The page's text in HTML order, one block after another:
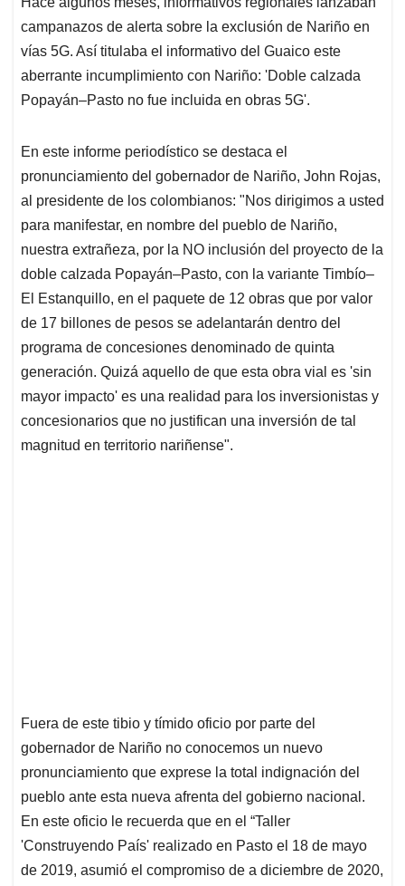
s
A
p
p
b
o
o
k
e
d
I
n
l
a
d
s
campanazos de alerta sobre la exclusión de Nariño en
vías 5G. Así titulaba el informativo del Guaico este
aberrante incumplimiento con Nariño: 'Doble calzada
Popayán–Pasto no fue incluida en obras 5G'.
En este informe periodístico se destaca el
pronunciamiento del gobernador de Nariño, John Rojas,
al presidente de los colombianos: "Nos dirigimos a usted
para manifestar, en nombre del pueblo de Nariño,
nuestra extrañeza, por la NO inclusión del proyecto de la
doble calzada Popayán–Pasto, con la variante Timbío–
El Estanquillo, en el paquete de 12 obras que por valor
de 17 billones de pesos se adelantarán dentro del
programa de concesiones denominado de quinta
generación. Quizá aquello de que esta obra vial es 'sin
mayor impacto' es una realidad para los inversionistas y
concesionarios que no justifican una inversión de tal
magnitud en territorio nariñense".
Fuera de este tibio y tímido oficio por parte del
gobernador de Nariño no conocemos un nuevo
pronunciamiento que exprese la total indignación del
pueblo ante esta nueva afrenta del gobierno nacional.
En este oficio le recuerda que en el “Taller
'Construyendo País' realizado en Pasto el 18 de mayo
de 2019, asumió el compromiso de a diciembre de 2020,